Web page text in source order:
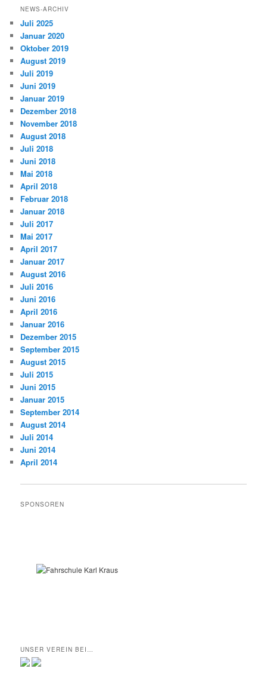
NEWS-ARCHIV
Juli 2025
Januar 2020
Oktober 2019
August 2019
Juli 2019
Juni 2019
Januar 2019
Dezember 2018
November 2018
August 2018
Juli 2018
Juni 2018
Mai 2018
April 2018
Februar 2018
Januar 2018
Juli 2017
Mai 2017
April 2017
Januar 2017
August 2016
Juli 2016
Juni 2016
April 2016
Januar 2016
Dezember 2015
September 2015
August 2015
Juli 2015
Juni 2015
Januar 2015
September 2014
August 2014
Juli 2014
Juni 2014
April 2014
SPONSOREN
UNSER VEREIN BEI…